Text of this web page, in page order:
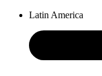
Latin America